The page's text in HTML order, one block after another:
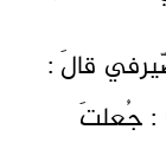
قالَ :
: جُعلتَ